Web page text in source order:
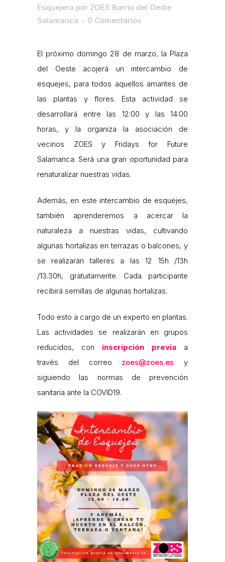
Esquejera por ZOES Barrio del Oeste
Salamanca
0 Comentarios
El próximo domingo 28 de marzo, la Plaza
del Oeste acojerá un intercambio de
esquejes, para todos aquellos amantes de
las plantas y flores. Esta actividad se
desarrollará entre las 12:00 y las 14:00
horas, y la organiza la asociación de
vecinos ZOES y Fridays for Future
Salamanca. Será una gran oportunidad para
renaturalizar nuestras vidas.
Además, en este intercambio de esquejes,
también aprenderemos a acercar la
naturaleza a nuestras vidas, cultivando
algunas hortalizas en terrazas o balcones, y
se realizarán talleres a las 12 15h /13h
/13.30h, gratuitamente. Cada participante
recibirá semillas de algunas hortalizas.
Todo esto a cargo de un experto en plantas.
Las actividades se realizarán en grupos
reducidos, con inscripción previa a
través del correo zoes@zoes.es y
siguiendo las normas de prevención
sanitaria ante la COVID19.